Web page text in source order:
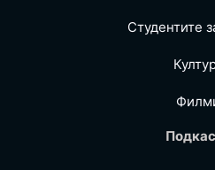
Студентите